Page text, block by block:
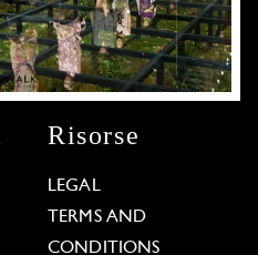
Risorse
LEGAL
TERMS AND
CONDITIONS